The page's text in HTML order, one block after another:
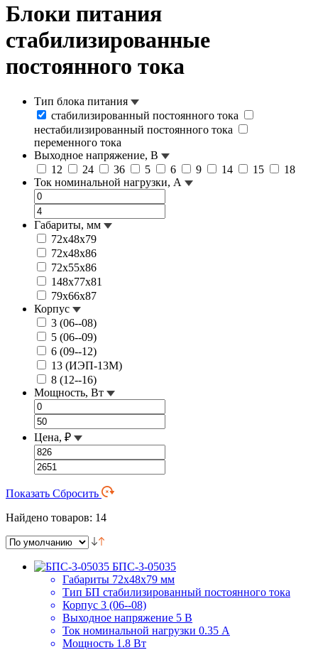
Блоки питания
стабилизированные
постоянного тока
Тип блока питания
стабилизированный постоянного тока
нестабилизированный постоянного тока
переменного тока
Выходное напряжение, В
12
24 36 5 6 9 14 15
18
Ток номинальной нагрузки, А
Габариты, мм
72х48х79
72х48х86
72х55х86
148х77х81
79х66х87
Корпус
3 (06--08)
5 (06--09)
6 (09--12)
13 (ИЭП-13М)
8 (12--16)
Мощность, Вт
Цена, ₽
Показать Сбросить
Найдено товаров: 14
БПС-3-05035
Габариты 72х48х79 мм
Тип БП стабилизированный постоянного тока
Корпус 3 (06--08)
Выходное напряжение 5 В
Ток номинальной нагрузки 0.35 А
Мощность 1.8 Вт